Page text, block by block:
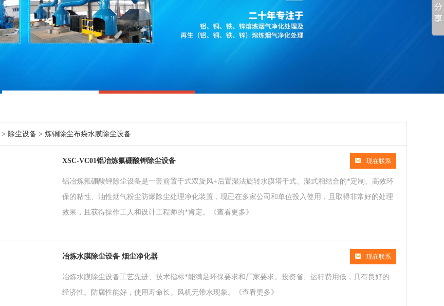
> 除尘设备 > 炼铜除尘布袋水膜除尘设备
现在联系
XSC-VC01铝冶炼氟硼酸钾除尘设备
铝冶炼氟硼酸钾除尘设备是一套前置干式双旋风+后置湿法旋转水膜塔干式、湿式相结合的*定制、高效环
保的粘性、油性烟气粉尘防爆除尘处理净化装置，现已在多家公司和单位投入使用，且取得非常好的处理
效果，且获得操作工人和设计工程师的*肯定。
《查看更多》
现在联系
冶炼水膜除尘设备 烟尘净化器
冶炼水膜除尘设备工艺先进、技术指标*能满足环保要求和厂家要求。投资省、运行费用低，具有良好的
经济性。防腐性能好，使用寿命长。风机无带水现象。
《查看更多》